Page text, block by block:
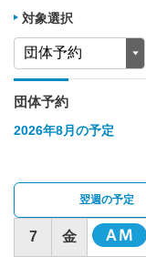
対象選択
団体予約
2026年8月の予定
翌週の予定
7 金